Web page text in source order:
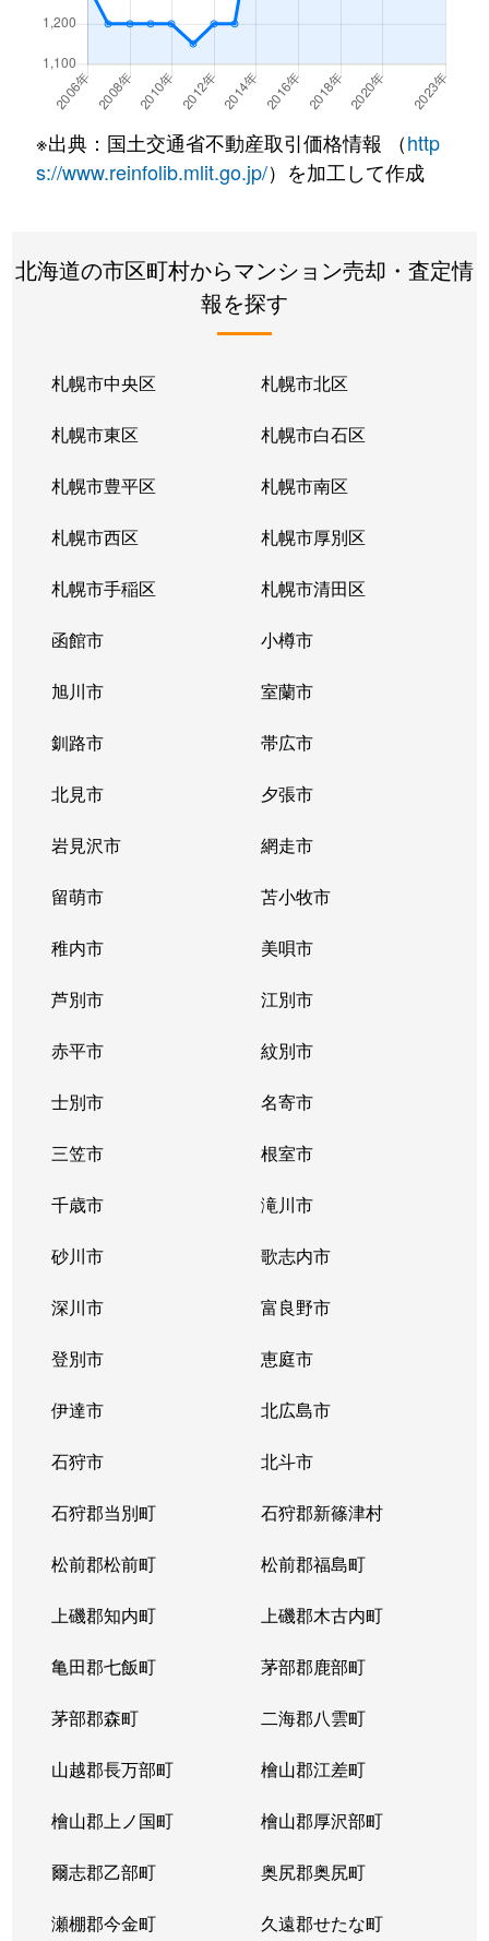
北２２条東 300万円
北２２条東
640万円 元町(札幌)
北２２条東
3,200万円 元町(札幌)
北２４条東
3,000万円 元町(札幌)
北２６条東
2,000万円 元町(札幌)
2,200万円
北３３条東
新道東
北３４条東
新道東
北３４条東
新道東
北３４条東
新道東
北３５条東
北34条
北３５条東
北34条
北３５条東
新道東
北３６条東
新道東
北３７条東
新道東
北３７条東
新道東
北３９条東
麻生
北３９条東
栄町(札幌)
北３９条東
栄町(札幌)
北４０条東
栄町(札幌)
北４０条東
栄町(札幌)
北４１条東
麻生
北４２条東
栄町(札幌)
北４３条東
栄町(札幌)
北４３条東
栄町(札幌)
北４６条東
栄町(札幌)
北４６条東
栄町(札幌)
東苗穂５条
元町(札幌)
伏古４条
環状通東
本町２条
環状通東
※出典：国土交通省不動産取引価格情報 （http
s://www.reinfolib.mlit.go.jp/）を加工して作成
北海道の市区町村からマンション売却・査定情
報を探す
札幌市中央区 札幌市北区
札幌市東区 札幌市白石区
札幌市豊平区 札幌市南区
札幌市西区 札幌市厚別区
札幌市手稲区 札幌市清田区
函館市 小樽市
旭川市 室蘭市
釧路市 帯広市
北見市 夕張市
岩見沢市 網走市
留萌市 苫小牧市
稚内市 美唄市
芦別市 江別市
赤平市 紋別市
士別市 名寄市
三笠市 根室市
千歳市 滝川市
砂川市 歌志内市
深川市 富良野市
登別市 恵庭市
伊達市 北広島市
石狩市 北斗市
石狩郡当別町 石狩郡新篠津村
松前郡松前町 松前郡福島町
上磯郡知内町 上磯郡木古内町
亀田郡七飯町 茅部郡鹿部町
茅部郡森町 二海郡八雲町
山越郡長万部町 檜山郡江差町
檜山郡上ノ国町 檜山郡厚沢部町
爾志郡乙部町 奥尻郡奥尻町
瀬棚郡今金町 久遠郡せたな町